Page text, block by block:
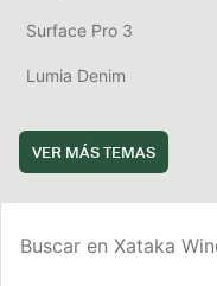
Surface Pro 3
Lumia Denim
VER MÁS TEMAS